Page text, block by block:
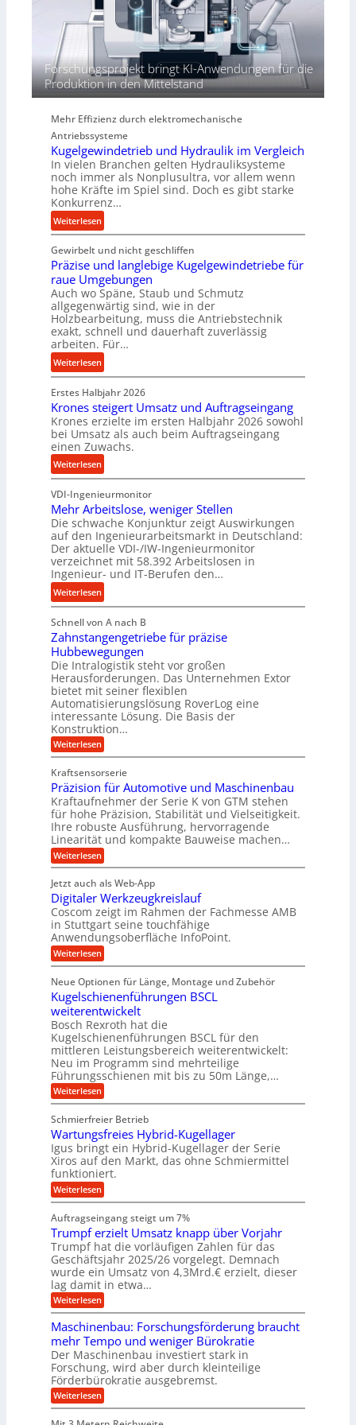
i
e
P
r
f
o
r
m
a
n
c
b
e
i
m
D
r
ü
c
k
p
r
o
z
e
s
Forschungsprojekt bringt KI-Anwendungen für die
Produktion in den Mittelstand
Mehr Effizienz durch elektromechanische
Antriebssysteme
Kugelgewindetrieb und Hydraulik im Vergleich
In vielen Branchen gelten Hydrauliksysteme
noch immer als Nonplusultra, vor allem wenn
hohe Kräfte im Spiel sind. Doch es gibt starke
Konkurrenz…
Weiterlesen:
K
u
g
e
l
g
e
w
i
n
e
t
r
i
b
u
n
d
H
y
d
r
a
l
i
k
i
m
V
e
r
g
e
c
h
Gewirbelt und nicht geschliffen
Präzise und langlebige Kugelgewindetriebe für
raue Umgebungen
Auch wo Späne, Staub und Schmutz
allgegenwärtig sind, wie in der
Holzbearbeitung, muss die Antriebstechnik
exakt, schnell und dauerhaft zuverlässig
arbeiten. Für…
Weiterlesen:
P
r
ä
z
i
s
e
u
n
d
l
a
n
g
e
i
g
e
K
u
g
e
l
g
e
w
i
n
d
e
t
i
e
b
e
f
ü
r
r
a
u
e
U
m
g
e
b
u
n
g
e
n
Erstes Halbjahr 2026
Krones steigert Umsatz und Auftragseingang
Krones erzielte im ersten Halbjahr 2026 sowohl
bei Umsatz als auch beim Auftragseingang
einen Zuwachs.
Weiterlesen:
K
r
o
n
e
s
s
t
e
g
e
r
t
U
m
s
a
t
u
n
d
A
u
f
t
r
a
g
s
e
i
g
a
n
g
VDI-Ingenieurmonitor
Mehr Arbeitslose, weniger Stellen
Die schwache Konjunktur zeigt Auswirkungen
auf den Ingenieurarbeitsmarkt in Deutschland:
Der aktuelle VDI-/IW-Ingenieurmonitor
verzeichnet mit 58.392 Arbeitslosen in
Ingenieur- und IT-Berufen den…
Weiterlesen:
M
e
h
r
A
r
b
e
i
t
s
l
o
s
e
,
w
e
n
i
g
e
r
S
t
e
l
l
e
n
Schnell von A nach B
Zahnstangengetriebe für präzise
Hubbewegungen
Die Intralogistik steht vor großen
Herausforderungen. Das Unternehmen Extor
bietet mit seiner flexiblen
Automatisierungslösung RoverLog eine
interessante Lösung. Die Basis der
Konstruktion…
Weiterlesen:
Z
h
n
s
t
a
n
g
e
n
e
t
r
i
e
b
e
f
r
p
r
ä
z
i
s
e
H
u
b
e
w
e
g
u
n
g
e
Kraftsensorserie
Präzision für Automotive und Maschinenbau
Kraftaufnehmer der Serie K von GTM stehen
für hohe Präzision, Stabilität und Vielseitigkeit.
Ihre robuste Ausführung, hervorragende
Linearität und kompakte Bauweise machen…
Weiterlesen:
P
ä
z
i
s
i
o
n
f
r
A
u
t
o
m
o
t
i
v
e
n
d
M
a
s
c
h
i
e
n
b
a
u
Jetzt auch als Web-App
Digitaler Werkzeugkreislauf
Coscom zeigt im Rahmen der Fachmesse AMB
in Stuttgart seine touchfähige
Anwendungsoberfläche InfoPoint.
Weiterlesen:
D
g
i
t
a
l
e
r
W
e
r
k
z
e
u
g
k
r
e
i
s
a
u
Neue Optionen für Länge, Montage und Zubehör
Kugelschienenführungen BSCL
weiterentwickelt
Bosch Rexroth hat die
Kugelschienenführungen BSCL für den
mittleren Leistungsbereich weiterentwickelt:
Neu im Programm sind mehrteilige
Führungsschienen mit bis zu 50m Länge,…
Weiterlesen:
K
g
e
l
s
c
h
i
e
e
n
f
ü
h
r
u
n
g
e
n
B
S
C
L
w
e
i
Schmierfreier Betrieb
Wartungsfreies Hybrid-Kugellager
Igus bringt ein Hybrid-Kugellager der Serie
Xiros auf den Markt, das ohne Schmiermittel
funktioniert.
Weiterlesen:
W
r
t
u
n
g
s
r
e
e
s
H
y
b
r
i
d
-
Auftragseingang steigt um 7%
Trumpf erzielt Umsatz knapp über Vorjahr
Trumpf hat die vorläufigen Zahlen für das
Geschäftsjahr 2025/26 vorgelegt. Demnach
wurde ein Umsatz von 4,3Mrd.€ erzielt, dieser
lag damit in etwa…
Weiterlesen:
T
u
m
p
f
e
r
z
i
e
Maschinenbau: Forschungsförderung braucht
mehr Tempo und weniger Bürokratie
Der Maschinenbau investiert stark in
Forschung, wird aber durch kleinteilige
Förderbürokratie ausgebremst.
Weiterlesen:
M